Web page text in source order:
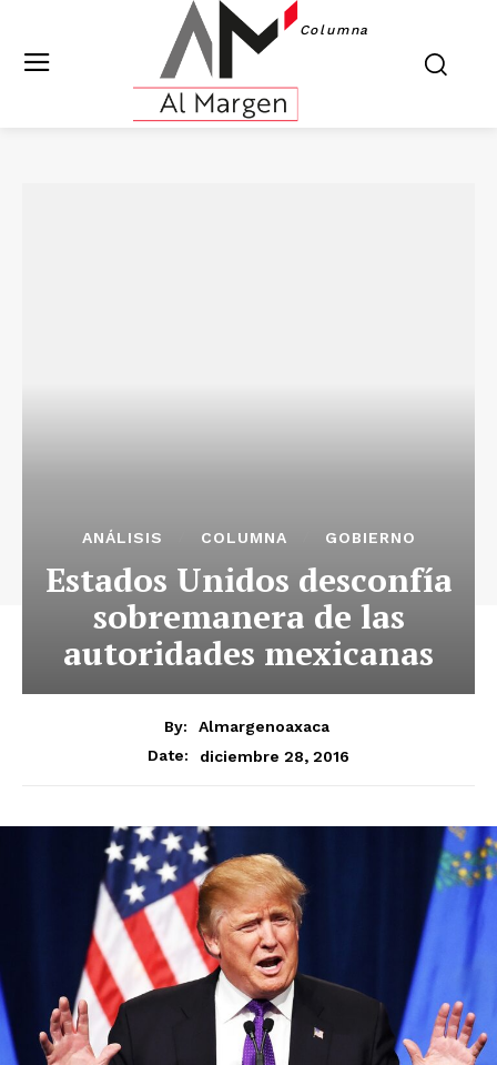
Columna
ANÁLISIS COLUMNA GOBIERNO
Estados Unidos desconfía
sobremanera de las
autoridades mexicanas
By:
Almargenoaxaca
Date:
diciembre 28, 2016